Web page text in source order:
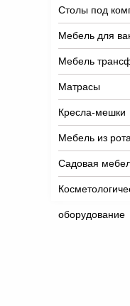
Столы под
Мебель для
Мебель
Матрасы
Кресла-мешки
Мебель из
Садовая
оборудование